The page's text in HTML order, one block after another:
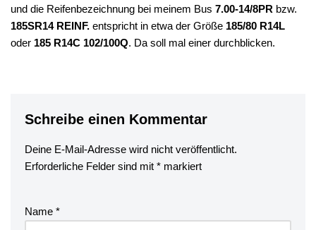
und die Reifenbezeichnung bei meinem Bus 7.00-14/8PR bzw.
185SR14 REINF. entspricht in etwa der Größe 185/80 R14L
oder 185 R14C 102/100Q. Da soll mal einer durchblicken.
Schreibe einen Kommentar
Deine E-Mail-Adresse wird nicht veröffentlicht.
Erforderliche Felder sind mit * markiert
Name *